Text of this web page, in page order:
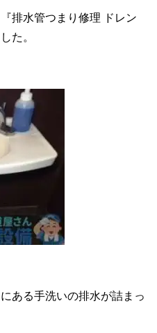
排水管つまり修理 ドレン
た。
ある手洗いの排水が詰まっ